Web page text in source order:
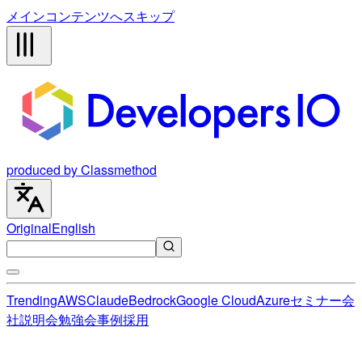
メインコンテンツへスキップ
produced by Classmethod
OriginalEnglish
TrendingAWSClaudeBedrockGoogle CloudAzureセミナー会
社説明会勉強会事例採用